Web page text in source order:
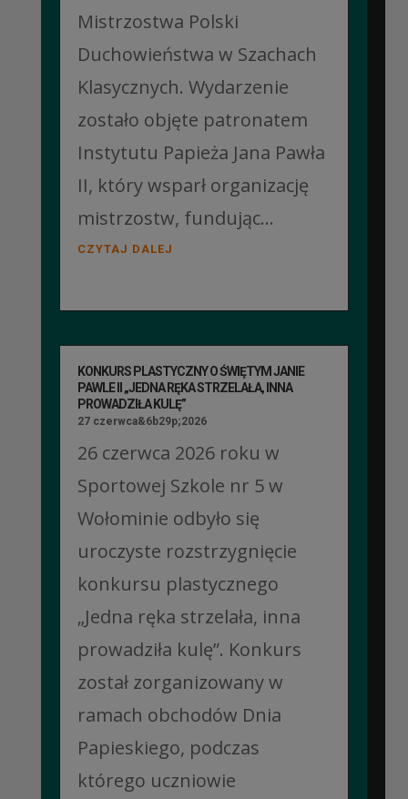
Mistrzostwa Polski
Duchowieństwa w Szachach
Klasycznych. Wydarzenie
zostało objęte patronatem
Instytutu Papieża Jana Pawła
II, który wsparł organizację
mistrzostw, fundując...
CZYTAJ DALEJ
KONKURS PLASTYCZNY O ŚWIĘTYM JANIE
PAWLE II „JEDNA RĘKA STRZELAŁA, INNA
PROWADZIŁA KULĘ”
27 czerwca&6b29p;2026
26 czerwca 2026 roku w
Sportowej Szkole nr 5 w
Wołominie odbyło się
uroczyste rozstrzygnięcie
konkursu plastycznego
„Jedna ręka strzelała, inna
prowadziła kulę”. Konkurs
został zorganizowany w
ramach obchodów Dnia
Papieskiego, podczas
którego uczniowie